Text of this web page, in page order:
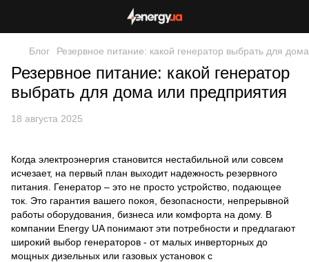
Блог Резервное питание: какой генератор выбрать для
Резервное питание: какой генератор
выбрать для дома или предприятия
18 августа 2025
Когда электроэнергия становится нестабильной или совсем
исчезает, на первый план выходит надежность резервного
питания. Генератор – это не просто устройство, подающее
ток. Это гарантия вашего покоя, безопасности, непрерывной
работы оборудования, бизнеса или комфорта на дому. В
компании Energy UA понимают эти потребности и предлагают
широкий выбор генераторов - от малых инверторных до
мощных дизельных или газовых установок с